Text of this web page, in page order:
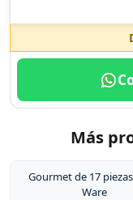
Más
Gourmet de 17
Ware